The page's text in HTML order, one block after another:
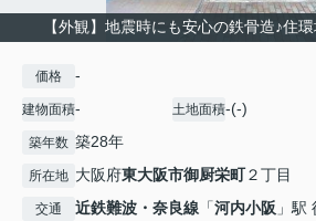
【外観】地震時にも安心の鉄骨造♪住
価格 -
建物面積- 土地面積-(-)
築年数 築28年
所在地 大阪府東大阪市御厨栄町２丁目
交通 近鉄難波・奈良線 「河内小阪 」駅